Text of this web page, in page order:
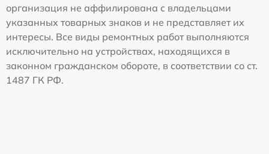
организация не аффилирована с владельцами
указанных товарных знаков и не представляет их
интересы. Все виды ремонтных работ выполняются
исключительно на устройствах, находящихся в
законном гражданском обороте, в соответствии со ст.
1487 ГК РФ.